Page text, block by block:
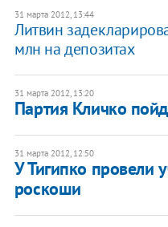
31 марта 2012, 13:44
Литвин
млн на депозитах
31 марта 2012, 13:20
Партия Кличко
31 марта 2012, 12:50
У Тигипко провели
роскоши